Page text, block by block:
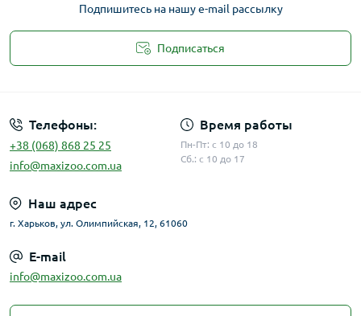
Подпишитесь на нашу e-mail рассылку
Подписаться
Телефоны:
+38 (068) 868 25 25
info@maxizoo.com.ua
Время работы
Пн-Пт: с 10 до 18
Сб.: с 10 до 17
Наш адрес
г. Харьков, ул. Олимпийская, 12, 61060
E-mail
info@maxizoo.com.ua